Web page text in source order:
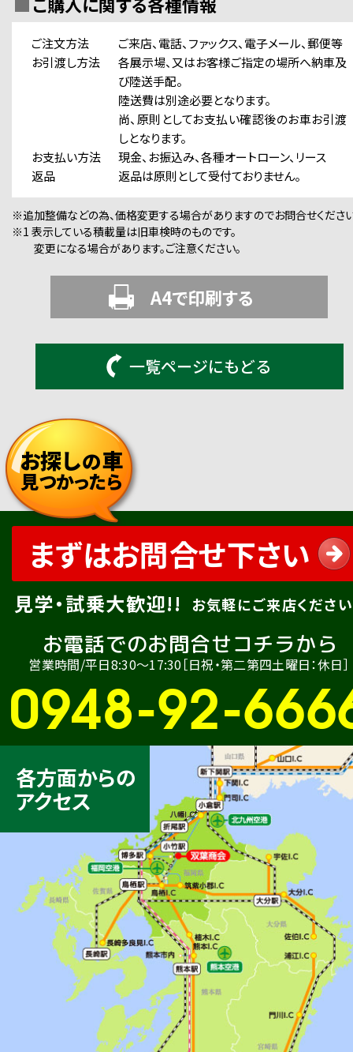
ご注文方法
ご来店、電話、ファックス、電子メール、郵便等
お引渡し方法
各展示場、又はお客様ご指定の場所へ納車及
び陸送手配。
陸送費は別途必要となります。
尚、原則としてお支払い確認後のお車お引渡
しとなります。
お支払い方法
現金、お振込み、各種オートローン、リース
返品
返品は原則として受付ておりません。
※追加整備などの為、価格変更する場合がありますのでお問合せくださ
※1 表示している積載量は旧車検時のものです。
変更になる場合があります。ご注意ください。
A4で印刷する
一覧ページにもどる
お探しの車
見つかったら
まずはお問合せ下さい
見学・試乗大歓迎!! お気軽にご来店ください
お電話でのお問合せコチラから
営業時間/平日8:30〜17:30［日祝・第二第四土曜日：休日］
0948-92-
各方面からの
アクセス